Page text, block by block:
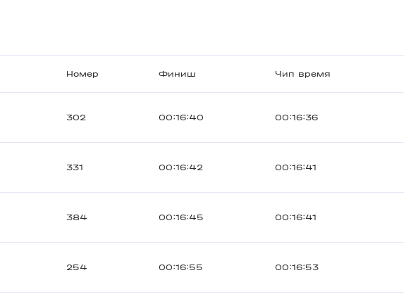
Номер Финиш Чип время
302 00:16:40 00:16:36
331 00:16:42 00:16:41
384 00:16:45 00:16:41
254 00:16:55 00:16:53